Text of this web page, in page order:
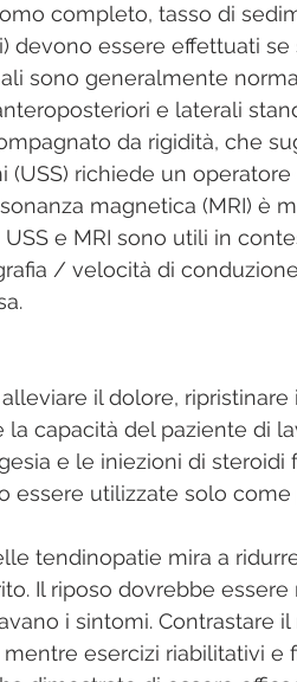
completo, tasso di
devono essere effettuati se
sono generalmente
e laterali
da rigidità, che
(USS) richiede un
magnetica (MRI) è
e MRI sono utili in
/ velocità di
il dolore, ripristinare
capacità del paziente di
e le iniezioni di steroidi
essere utilizzate solo come
tendinopatie mira a
Il riposo dovrebbe
i sintomi. Contrastare il
esercizi riabilitativi e